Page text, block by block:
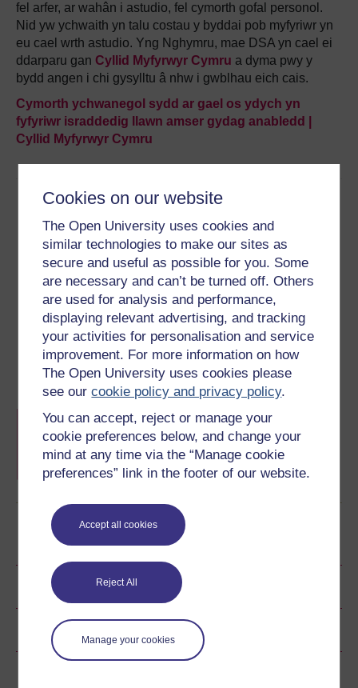
Cookies on our website
The Open University uses cookies and
similar technologies to make our sites as
secure and useful as possible for you. Some
are necessary and can’t be turned off. Others
are used for analysis and performance,
displaying relevant advertising, and tracking
your activities for personalisation and service
improvement. For more information on how
The Open University uses cookies please
see ourcookie policy and privacy policy.
You can accept, reject or manage your
cookie preferences below, and change your
mind at any time via the “Manage cookie
preferences” link in the footer of our website.
Accept all cookies
Reject All
Manage your cookies
fel arfer, ar wahân i astudio, fel cymorth gofal personol.
Nid yw ychwaith yn talu costau y byddai pob myfyriwr yn
eu cael wrth astudio. Yng Nghymru, mae DSA yn cael ei
ddarparu gan Cyllid Myfyrwyr Cymru a dyma pwy y
bydd angen i chi gysylltu â nhw i gwblhau eich cais.
Cymorth ychwanegol sydd ar gael os ydych yn
fyfyriwr israddedig llawn amser gydag anabledd |
Cyllid Myfyrwyr Cymru
Darparwyd yr adnodd hwn ganLlywodraeth Cymru
mae'n rhan o'r hwbBarod ar gyfer Prifysgol.
Gallwch ddod o hyd i fwy o adnoddau fel hyn ar hafan yr
hwb.
Hwb Barod ar gyfer Prifysgol
Casgliad o adnoddau o bob un o brifysgolion
Cymru i'ch helpu i ddechrau gydag addysg
uwch.
Dysgwch fwy
Dewch yn fyfyriwr gyda’r Brifysgol Agored
Sgorau a Sylwadau
Rhannu'r cwrs am ddim hwn